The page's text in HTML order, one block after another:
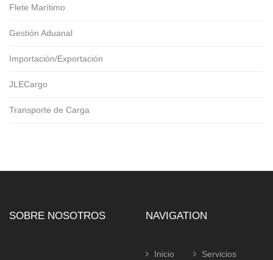
Flete Marítimo
Gestión Aduanal
Importación/Exportación
JLECargo
Transporte de Carga
SOBRE NOSOTROS NAVIGATION
Inicio Servicios